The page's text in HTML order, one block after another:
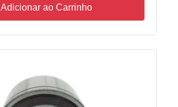
Adicionar ao Carrinho